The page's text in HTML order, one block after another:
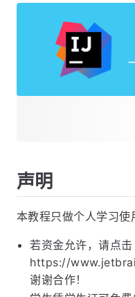
声明
本教程只做个人学习使
若资金允许，请点击